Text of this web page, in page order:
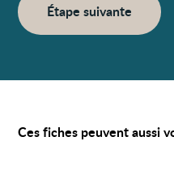
Étape suivante
Ces fiches peuvent aussi